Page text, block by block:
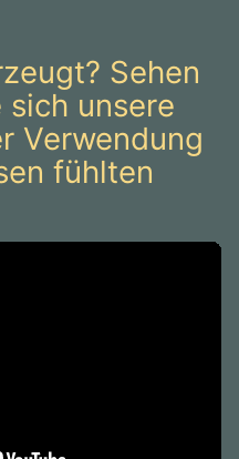
Sehen
unsere
Verwendung
fühlten